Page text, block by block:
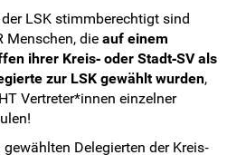
LSK stimmberechtigt sind
Menschen, die auf einem
ihrer Kreis‐ oder Stadt‐SV als
zur LSK gewählt wurden,
Vertreter*innen einzelner
gewählten Delegierten der Kreis‐